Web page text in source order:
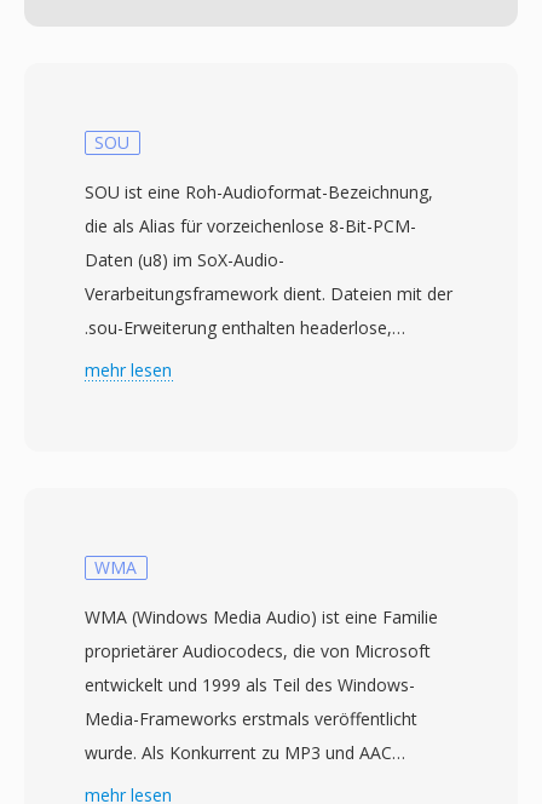
SOU
SOU ist eine Roh-Audioformat-Bezeichnung,
die als Alias für vorzeichenlose 8-Bit-PCM-
Daten (u8) im SoX-Audio-
Verarbeitungsframework dient. Dateien mit der
.sou-Erweiterung enthalten headerlose,
unkomprimierte Audiosamples, gespeichert als
und Kanalanzahl extern angegeben werden. Die
8000 Hz, obwohl die Daten jede Rate
repräsentieren können, die die
mehr lesen
WMA
WMA (Windows Media Audio) ist eine Familie
proprietärer Audiocodecs, die von Microsoft
entwickelt und 1999 als Teil des Windows-
Media-Frameworks erstmals veröffentlicht
wurde. Als Konkurrent zu MP3 und AAC
konzipiert, nutzt WMA Standard perzeptülle
mehr lesen